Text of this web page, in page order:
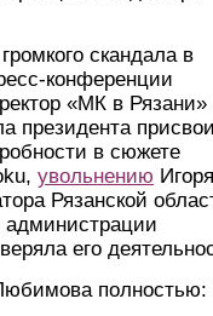
скандала в
конференции
«МК в Рязани»
президента
в сюжете
увольнению Игоря
Рязанской
администрации
его
полностью: